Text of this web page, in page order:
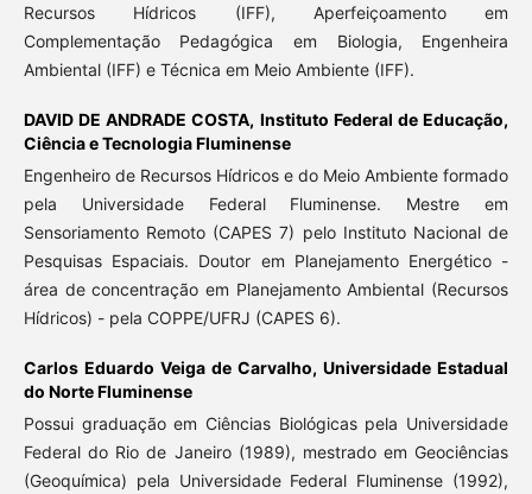
Recursos Hídricos (IFF), Aperfeiçoamento em
Complementação Pedagógica em Biologia, Engenheira
Ambiental (IFF) e Técnica em Meio Ambiente (IFF).
DAVID DE ANDRADE COSTA, Instituto Federal de Educação,
Ciência e Tecnologia Fluminense
Engenheiro de Recursos Hídricos e do Meio Ambiente formado
pela Universidade Federal Fluminense. Mestre em
Sensoriamento Remoto (CAPES 7) pelo Instituto Nacional de
Pesquisas Espaciais. Doutor em Planejamento Energético -
área de concentração em Planejamento Ambiental (Recursos
Hídricos) - pela COPPE/UFRJ (CAPES 6).
Carlos Eduardo Veiga de Carvalho,Universidade Estadual
do Norte Fluminense
Possui graduação em Ciências Biológicas pela Universidade
Federal do Rio de Janeiro (1989), mestrado em Geociências
(Geoquímica) pela Universidade Federal Fluminense (1992),